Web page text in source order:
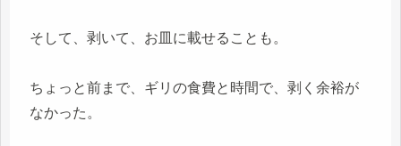
そして、剥いて、お皿に載せることも。
ちょっと前まで、ギリの食費と時間で、剥く余裕が
なかった。